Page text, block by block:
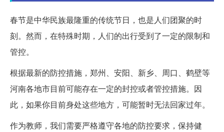
春节是中华民族最隆重的传统节日，也是人们团聚的时
刻。然而，在特殊时期，人们的出行受到了一定的限制和
管控。
根据最新的防控措施，郑州、安阳、新乡、周口、鹤壁等
河南各地市目前可能存在一定的封控或者管控措施。因
此，如果你目前身处这些地方，可能暂时无法回家过年。
作为教师，我们需要严格遵守各地的防控要求，保持健